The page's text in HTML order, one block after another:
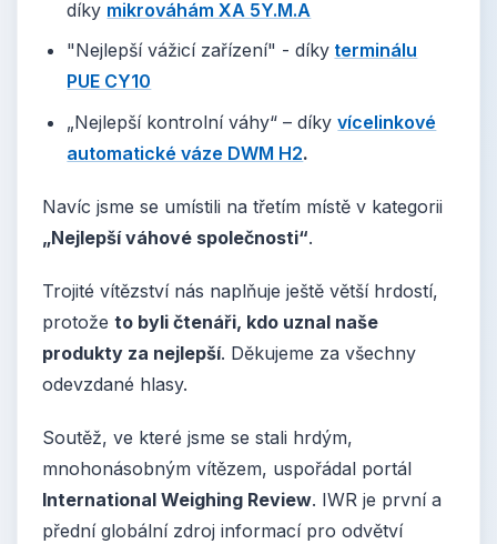
díky mikrováhám XA 5Y.M.A
"Nejlepší vážicí zařízení" - díky terminálu
PUE CY10
„Nejlepší kontrolní váhy“ – díkyvícelinkové
automatické váze DWM H2.
Navíc jsme se umístili na třetím místě v kategorii
„Nejlepší váhové společnosti“.
Trojité vítězství nás naplňuje ještě větší hrdostí,
protože to byli čtenáři, kdo uznal naše
produkty za nejlepší. Děkujeme za všechny
odevzdané hlasy.
Soutěž, ve které jsme se stali hrdým,
mnohonásobným vítězem, uspořádal portál
International Weighing Review. IWR je první a
přední globální zdroj informací pro odvětví